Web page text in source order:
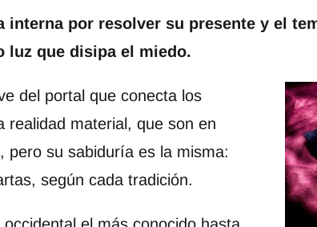
interna por resolver su presente y el
luz que disipa el miedo.
del portal que conecta los
realidad material, que son en
pero su sabiduría es la misma:
según cada tradición.